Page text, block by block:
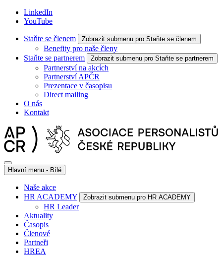
LinkedIn
YouTube
Staňte se členem Zobrazit submenu pro Staňte se členem
Benefity pro naše členy
Staňte se partnerem
Zobrazit submenu pro Staňte se partnerem
Partnerství na akcích
Partnerství APČR
Prezentace v časopisu
Direct mailing
O nás
Kontakt
Hlavní menu - Bílé
Naše akce
HR ACADEMY
Zobrazit submenu pro HR ACADEMY
HR Leader
Aktuality
Časopis
Členové
Partneři
HREA